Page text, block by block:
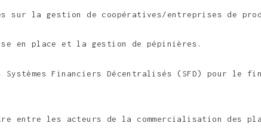
sur la gestion de coopératives/entreprises de
en place et la gestion de pépinières.
Financiers Décentralisés (SFD) pour le
entre les acteurs de la commercialisation des